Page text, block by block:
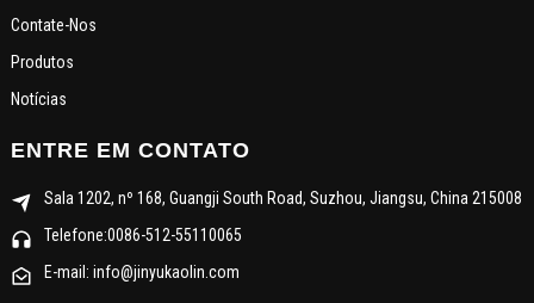
Contate-Nos
Produtos
Notícias
ENTRE EM CONTATO
Sala 1202, nº 168, Guangji South Road, Suzhou, Jiangsu, China 215008
Telefone:0086-512-55110065
E-mail: info@jinyukaolin.com